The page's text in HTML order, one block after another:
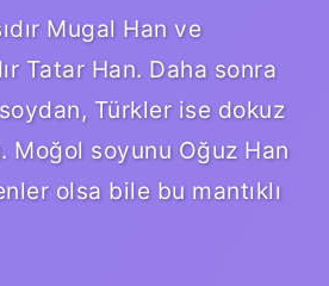
Mugal Han ve
Tatar Han. Daha sonra
Türkler ise dokuz
Moğol soyunu Oğuz Han
olsa bile bu mantıklı